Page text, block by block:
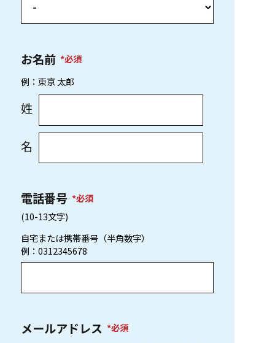
お名前
必須
例：東京 太郎
姓
名
電話番号
必須
(10-13文字)
自宅または携帯番号（半角数字）
例：0312345678
メールアドレス
必須